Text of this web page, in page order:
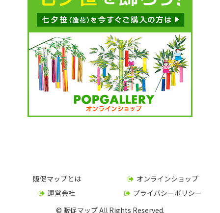
販促マップとは
オンラインショップ
運営会社
プライバシーポリシー
© 販促マップ All Rights Reserved.